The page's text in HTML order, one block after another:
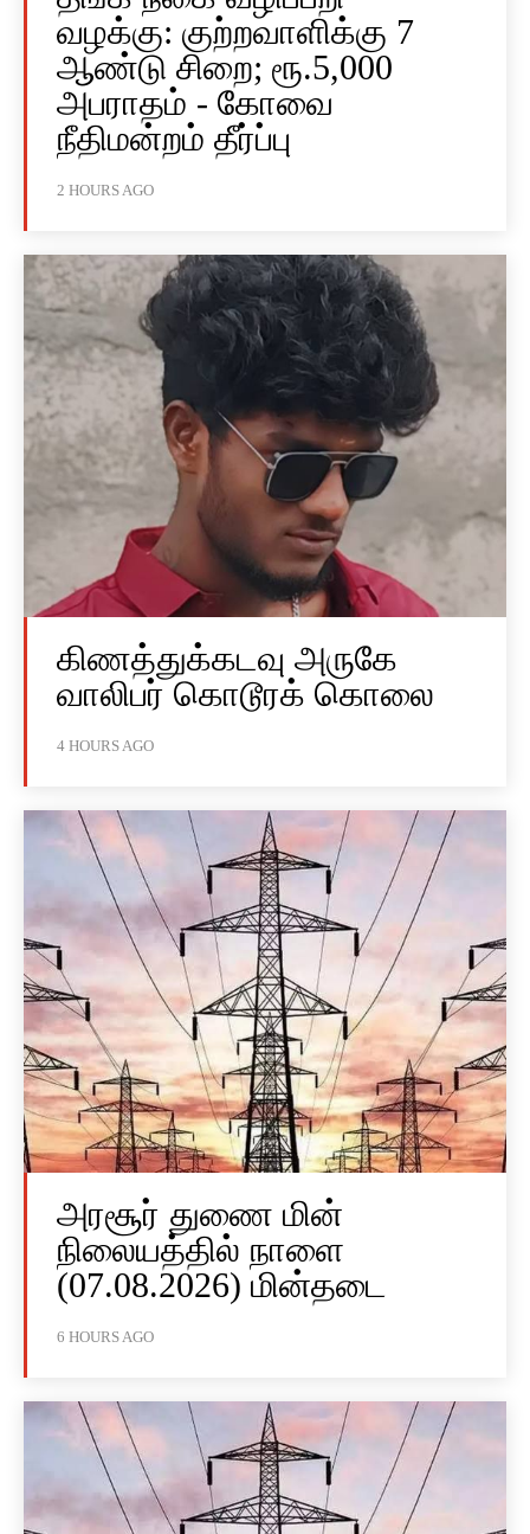
வழக்கு: குற்றவாளிக்கு 7
ஆண்டு சிறை; ரூ.5,000
அபராதம் - கோவை
நீதிமன்றம் தீர்ப்பு
2 HOURS AGO
கிணத்துக்கடவு அருகே
வாலிபர் கொடூரக் கொலை
4 HOURS AGO
அரசூர் துணை மின்
நிலையத்தில் நாளை
(07.08.2026) மின்தடை
6 HOURS AGO